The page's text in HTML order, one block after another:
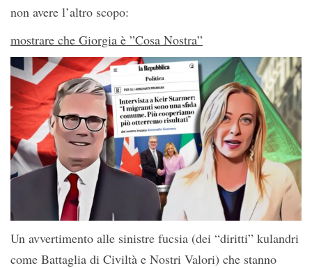
non avere l’altro scopo:
mostrare che Giorgia è ”Cosa Nostra”
Un avvertimento alle sinistre fucsia (dei “diritti” kulandri
come Battaglia di Civiltà e Nostri Valori) che stanno